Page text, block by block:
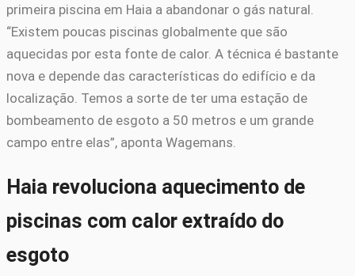
primeira piscina em Haia a abandonar o gás natural.
“Existem poucas piscinas globalmente que são
aquecidas por esta fonte de calor. A técnica é bastante
nova e depende das características do edifício e da
localização. Temos a sorte de ter uma estação de
bombeamento de esgoto a 50 metros e um grande
campo entre elas”, aponta Wagemans.
Haia revoluciona aquecimento de
piscinas com calor extraído do
esgoto